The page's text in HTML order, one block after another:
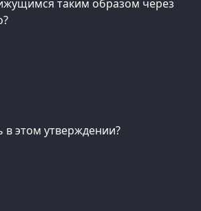
таким образом через
этом утверждении?